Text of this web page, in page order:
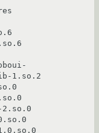
1.so.2
2.so.0